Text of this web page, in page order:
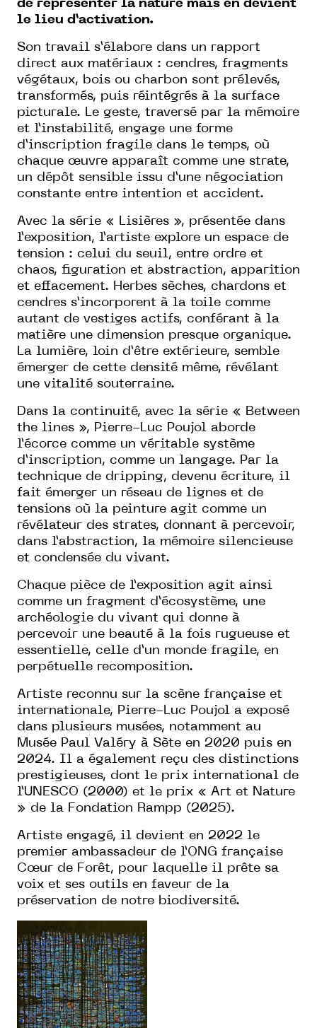
de représenter la nature mais en devient
le lieu d’activation.
Son travail s’élabore dans un rapport
direct aux matériaux : cendres, fragments
végétaux, bois ou charbon sont prélevés,
transformés, puis réintégrés à la surface
picturale. Le geste, traversé par la mémoire
et l’instabilité, engage une forme
d’inscription fragile dans le temps, où
chaque œuvre apparaît comme une strate,
un dépôt sensible issu d’une négociation
constante entre intention et accident.
Avec la série « Lisières », présentée dans
l’exposition, l’artiste explore un espace de
tension : celui du seuil, entre ordre et
chaos, figuration et abstraction, apparition
et effacement. Herbes sèches, chardons et
cendres s’incorporent à la toile comme
autant de vestiges actifs, conférant à la
matière une dimension presque organique.
La lumière, loin d’être extérieure, semble
émerger de cette densité même, révélant
une vitalité souterraine.
Dans la continuité, avec la série « Between
the lines », Pierre-Luc Poujol aborde
l’écorce comme un véritable système
d’inscription, comme un langage. Par la
technique de dripping, devenu écriture, il
fait émerger un réseau de lignes et de
tensions où la peinture agit comme un
révélateur des strates, donnant à percevoir,
dans l’abstraction, la mémoire silencieuse
et condensée du vivant.
Chaque pièce de l’exposition agit ainsi
comme un fragment d’écosystème, une
archéologie du vivant qui donne à
percevoir une beauté à la fois rugueuse et
essentielle, celle d’un monde fragile, en
perpétuelle recomposition.
Artiste reconnu sur la scène française et
internationale, Pierre-Luc Poujol a exposé
dans plusieurs musées, notamment au
Musée Paul Valéry à Sète en 2020 puis en
2024. Il a également reçu des distinctions
prestigieuses, dont le prix international de
l’UNESCO (2000) et le prix « Art et Nature
» de la Fondation Rampp (2025).
Artiste engagé, il devient en 2022 le
premier ambassadeur de l’ONG française
Cœur de Forêt, pour laquelle il prête sa
voix et ses outils en faveur de la
préservation de notre biodiversité.